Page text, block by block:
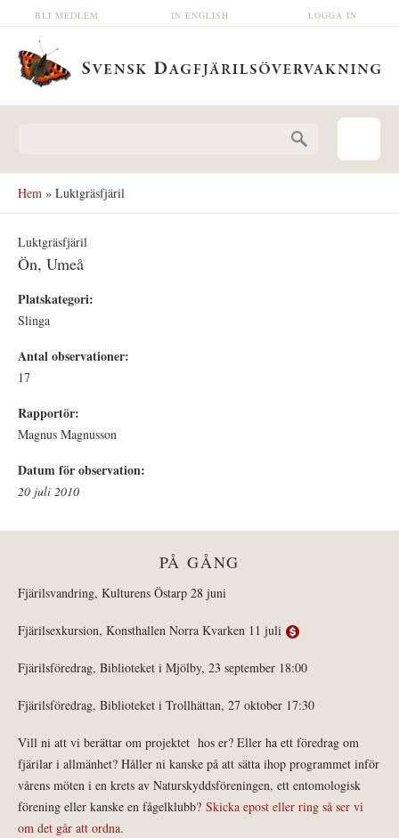
Hoppa till huvudinnehåll LOGGA IN
IN ENGLISH
BLI MEDLEM
Hem » Luktgräsfjäril
Luktgräsfjäril
Ön, Umeå
Platskategori:
Slinga
Antal observationer:
17
Rapportör:
Magnus Magnusson
Datum för observation:
20 juli 2010
PÅ GÅNG
Fjärilsvandring, Kulturens Östarp 28 juni
Fjärilsexkursion, Konsthallen Norra Kvarken 11 juli
Fjärilsföredrag, Biblioteket i Mjölby, 23 september 18:00
Fjärilsföredrag, Biblioteket i Trollhättan, 27 oktober 17:30
Vill ni att vi berättar om projektet hos er? Eller ha ett föredrag om
fjärilar i allmänhet? Håller ni kanske på att sätta ihop programmet inför
vårens möten i en krets av Naturskyddsföreningen, ett entomologisk
förening eller kanske en fågelklubb? Skicka epost eller ring så ser vi
om det går att ordna.